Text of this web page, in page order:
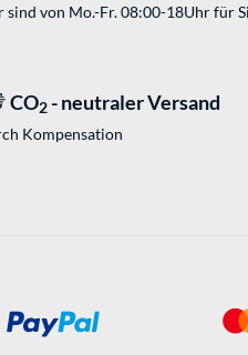
sind von Mo.-Fr. 08:00-18Uhr für
CO2 - neutraler Versand
Kompensation